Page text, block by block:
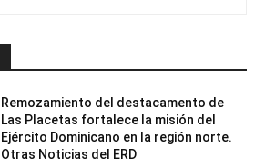
Remozamiento del destacamento de
Las Placetas fortalece la misión del
Ejército Dominicano en la región norte.
Otras Noticias del ERD